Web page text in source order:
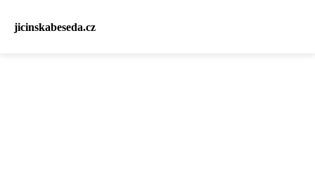
jicinskabeseda.cz